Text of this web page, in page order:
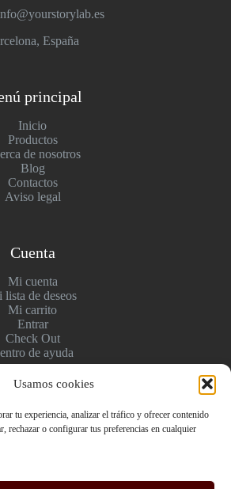
Usamos cookies
tu experiencia, analizar el tráfico y ofrecer contenido
rechazar o configurar tus preferencias en cualquier
página
de
producto
España
principal
Inicio
Productos
de nosotros
Blog
Contactos
Aviso legal
Cuenta
Mi cuenta
lista de deseos
Mi carrito
Entrar
Check Out
de ayuda
y entregas
Envío y pago
seguro